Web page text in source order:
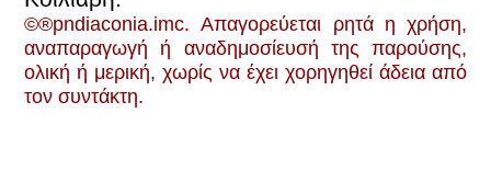
©®pndiaconia.imc. Απαγορεύεται ρητά η χρήση,
αναπαραγωγή ή αναδημοσίευσή της παρούσης,
ολική ή μερική, χωρίς να έχει χορηγηθεί άδεια από
τον συντάκτη.